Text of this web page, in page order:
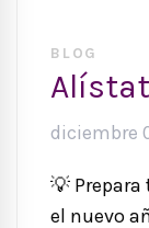
BLOG
diciembre
💡
el nuevo